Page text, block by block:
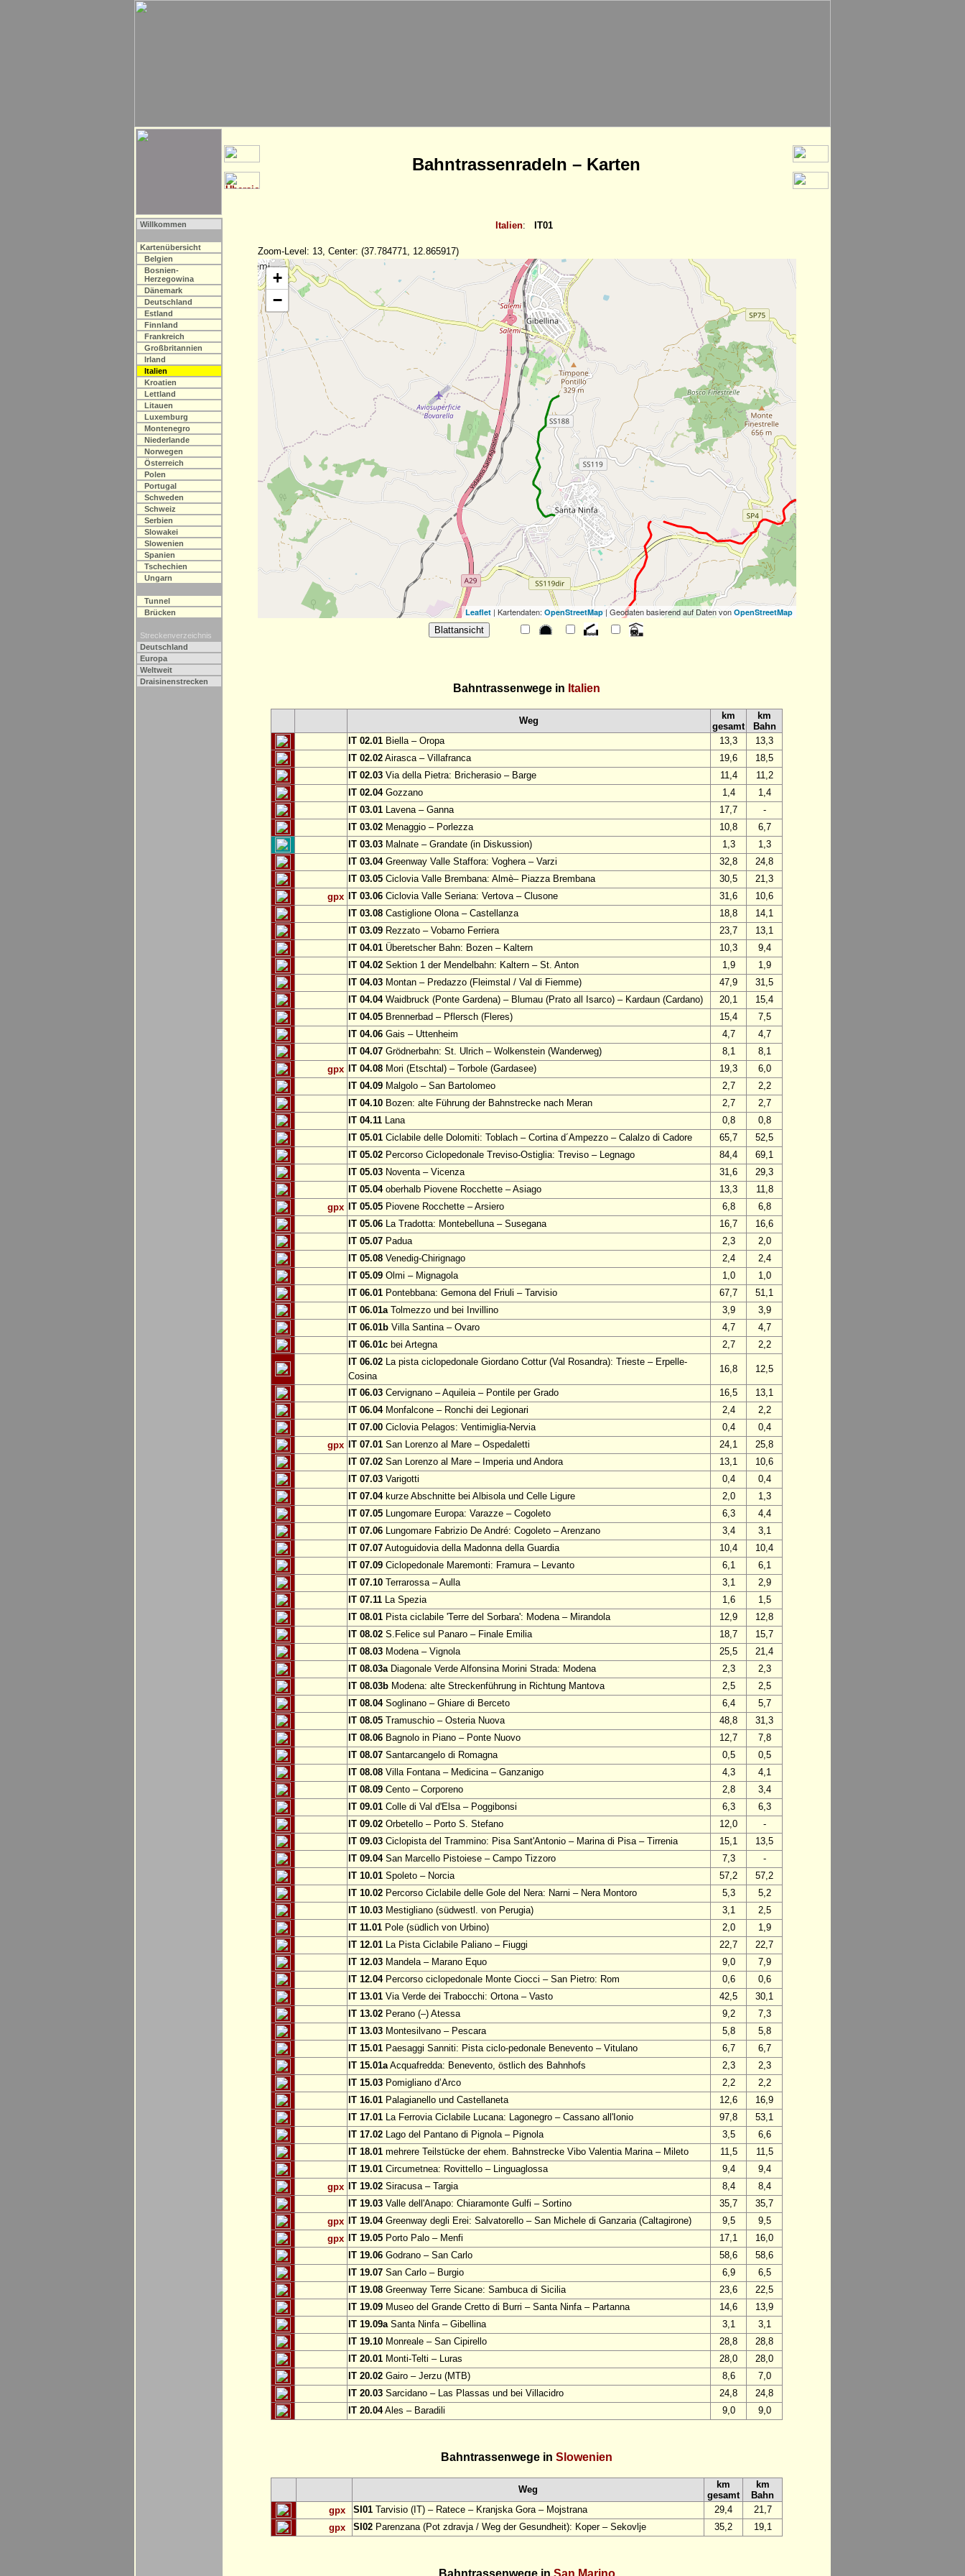
Bahntrassenradeln – Karten
Willkommen
Kartenübersicht
Belgien
Bosnien-
Herzegowina
Dänemark
Deutschland
Estland
Finnland
Frankreich
Großbritannien
Irland
Italien
Kroatien
Lettland
Litauen
Luxemburg
Montenegro
Niederlande
Norwegen
Österreich
Polen
Portugal
Schweden
Schweiz
Serbien
Slowakei
Slowenien
Spanien
Tschechien
Ungarn
Tunnel
Brücken
Streckenverzeichnis
Deutschland
Europa
Weltweit
Draisinenstrecken
Italien: IT01
Zoom-Level: 13, Center: (37.784771, 12.865917)
+
−
Leaflet| Kartendaten: OpenStreetMap| Geodaten basierend auf Daten von OpenStreetMap
Bahntrassenwege in Italien
Weg
km
gesamt
km
Bahn
IT 02.01 Biella – Oropa 13,3
13,3
IT 02.02 Airasca – Villafranca 19,6
18,5
IT 02.03 Via della Pietra: Bricherasio – Barge 11,4
11,2
IT 02.04Gozzano 1,4
1,4
IT 03.01 Lavena – Ganna 17,7
-
IT 03.02 Menaggio – Porlezza 10,8
6,7
IT 03.03 Malnate – Grandate (in Diskussion) 1,3
1,3
IT 03.04Greenway Valle Staffora: Voghera – Varzi 32,8
24,8
IT 03.05 Ciclovia Valle Brembana: Almè– Piazza Brembana 30,5
21,3
gpx
IT 03.06 Ciclovia Valle Seriana: Vertova – Clusone 31,6
10,6
IT 03.08 Castiglione Olona – Castellanza 18,8
14,1
IT 03.09 Rezzato – Vobarno Ferriera 23,7
13,1
IT 04.01 Überetscher Bahn: Bozen – Kaltern 10,3
9,4
IT 04.02 Sektion 1 der Mendelbahn: Kaltern – St. Anton 1,9
1,9
IT 04.03 Montan – Predazzo (Fleimstal / Val di Fiemme) 47,9
31,5
IT 04.04Waidbruck (Ponte Gardena) – Blumau (Prato all Isarco) – Kardaun (Cardano) 20,1
15,4
IT 04.05 Brennerbad – Pflersch (Fleres) 15,4
7,5
IT 04.06 Gais – Uttenheim 4,7
4,7
IT 04.07 Grödnerbahn: St. Ulrich – Wolkenstein (Wanderweg) 8,1
8,1
gpx
IT 04.08 Mori (Etschtal) – Torbole (Gardasee) 19,3
6,0
IT 04.09 Malgolo – San Bartolomeo 2,7
2,2
IT 04.10 Bozen: alte Führung der Bahnstrecke nach Meran 2,7
2,7
IT 04.11 Lana 0,8
0,8
IT 05.01 Ciclabile delle Dolomiti: Toblach – Cortina d´Ampezzo – Calalzo di Cadore 65,7
52,5
IT 05.02 Percorso Ciclopedonale Treviso-Ostiglia: Treviso – Legnago 84,4
69,1
IT 05.03 Noventa – Vicenza 31,6
29,3
IT 05.04oberhalb Piovene Rocchette – Asiago 13,3
11,8
gpx
IT 05.05 Piovene Rocchette – Arsiero 6,8
6,8
IT 05.06 La Tradotta: Montebelluna – Susegana 16,7
16,6
IT 05.07 Padua 2,3
2,0
IT 05.08 Venedig-Chirignago 2,4
2,4
IT 05.09 Olmi – Mignagola 1,0
1,0
IT 06.01 Pontebbana: Gemona del Friuli – Tarvisio 67,7
51,1
IT 06.01aTolmezzo und bei Invillino 3,9
3,9
IT 06.01b Villa Santina – Ovaro 4,7
4,7
IT 06.01c bei Artegna 2,7
2,2
IT 06.02 La pista ciclopedonale Giordano Cottur (Val Rosandra): Trieste – Erpelle-
Cosina
16,8 12,5
IT 06.03 Cervignano – Aquileia – Pontile per Grado 16,5
13,1
IT 06.04Monfalcone – Ronchi dei Legionari 2,4
2,2
IT 07.00 Ciclovia Pelagos: Ventimiglia-Nervia 0,4
0,4
gpx
IT 07.01 San Lorenzo al Mare – Ospedaletti 24,1
25,8
IT 07.02 San Lorenzo al Mare – Imperia und Andora 13,1
10,6
IT 07.03 Varigotti 0,4
0,4
IT 07.04kurze Abschnitte bei Albisola und Celle Ligure 2,0
1,3
IT 07.05 Lungomare Europa: Varazze – Cogoleto 6,3
4,4
IT 07.06 Lungomare Fabrizio De André: Cogoleto – Arenzano 3,4
3,1
IT 07.07 Autoguidovia della Madonna della Guardia 10,4
10,4
IT 07.09 Ciclopedonale Maremonti: Framura – Levanto 6,1
6,1
IT 07.10 Terrarossa – Aulla 3,1
2,9
IT 07.11 La Spezia 1,6
1,5
IT 08.01 Pista ciclabile 'Terre del Sorbara': Modena – Mirandola 12,9
12,8
IT 08.02 S.Felice sul Panaro – Finale Emilia 18,7
15,7
IT 08.03 Modena – Vignola 25,5
21,4
IT 08.03aDiagonale Verde Alfonsina Morini Strada: Modena 2,3
2,3
IT 08.03b Modena: alte Streckenführung in Richtung Mantova 2,5
2,5
IT 08.04Soglinano – Ghiare di Berceto 6,4
5,7
IT 08.05 Tramuschio – Osteria Nuova 48,8
31,3
IT 08.06 Bagnolo in Piano – Ponte Nuovo 12,7
7,8
IT 08.07 Santarcangelo di Romagna 0,5
0,5
IT 08.08 Villa Fontana – Medicina – Ganzanigo 4,3
4,1
IT 08.09 Cento – Corporeno 2,8
3,4
IT 09.01 Colle di Val d'Elsa – Poggibonsi 6,3
6,3
IT 09.02 Orbetello – Porto S. Stefano 12,0
-
IT 09.03 Ciclopista del Trammino: Pisa Sant'Antonio – Marina di Pisa – Tirrenia 15,1
13,5
IT 09.04San Marcello Pistoiese – Campo Tizzoro 7,3
-
IT 10.01 Spoleto – Norcia 57,2
57,2
IT 10.02 Percorso Ciclabile delle Gole del Nera: Narni – Nera Montoro 5,3
5,2
IT 10.03 Mestigliano (südwestl. von Perugia) 3,1
2,5
IT 11.01 Pole (südlich von Urbino) 2,0
1,9
IT 12.01 La Pista Ciclabile Paliano – Fiuggi 22,7
22,7
IT 12.03 Mandela – Marano Equo 9,0
7,9
IT 12.04Percorso ciclopedonale Monte Ciocci – San Pietro: Rom 0,6
0,6
IT 13.01 Via Verde dei Trabocchi: Ortona – Vasto 42,5
30,1
IT 13.02 Perano (–) Atessa 9,2
7,3
IT 13.03 Montesilvano – Pescara 5,8
5,8
IT 15.01 Paesaggi Sanniti: Pista ciclo-pedonale Benevento – Vitulano 6,7
6,7
IT 15.01aAcquafredda: Benevento, östlich des Bahnhofs 2,3
2,3
IT 15.03 Pomigliano d’Arco 2,2
2,2
IT 16.01 Palagianello und Castellaneta 12,6
16,9
IT 17.01 La Ferrovia Ciclabile Lucana: Lagonegro – Cassano all'Ionio 97,8
53,1
IT 17.02 Lago del Pantano di Pignola – Pignola 3,5
6,6
IT 18.01 mehrere Teilstücke der ehem. Bahnstrecke Vibo Valentia Marina – Mileto 11,5
11,5
IT 19.01 Circumetnea: Rovittello – Linguaglossa 9,4
9,4
gpx
IT 19.02 Siracusa – Targia 8,4
8,4
IT 19.03 Valle dell'Anapo: Chiaramonte Gulfi – Sortino 35,7
35,7
gpx
IT 19.04Greenway degli Erei: Salvatorello – San Michele di Ganzaria (Caltagirone) 9,5
9,5
gpx
IT 19.05 Porto Palo – Menfi 17,1
16,0
IT 19.06 Godrano – San Carlo 58,6
58,6
IT 19.07 San Carlo – Burgio 6,9
6,5
IT 19.08 Greenway Terre Sicane: Sambuca di Sicilia 23,6
22,5
IT 19.09 Museo del Grande Cretto di Burri – Santa Ninfa – Partanna 14,6
13,9
IT 19.09aSanta Ninfa – Gibellina 3,1
3,1
IT 19.10 Monreale – San Cipirello 28,8
28,8
IT 20.01 Monti-Telti – Luras 28,0
28,0
IT 20.02 Gairo – Jerzu (MTB) 8,6
7,0
IT 20.03 Sarcidano – Las Plassas und bei Villacidro 24,8
24,8
IT 20.04Ales – Baradili 9,0 9,0
Bahntrassenwege in Slowenien
Weg
km
gesamt
km
Bahn
gpx
SI01 Tarvisio (IT) – Ratece – Kranjska Gora – Mojstrana 29,4
21,7
gpx
SI02 Parenzana (Pot zdravja / Weg der Gesundheit): Koper – Sekovlje 35,2 19,1